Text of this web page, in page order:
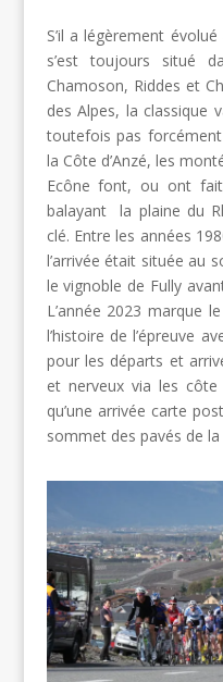
S’il a légèrement
s’est toujours situé
Chamoson, Riddes et
des Alpes, la classique
toutefois pas
la Côte d’Anzé, les
Ecône font, ou ont
balayant la plaine du
clé. Entre les années
l’arrivée était située au
le vignoble de Fully
L’année 2023 marque
l’histoire de l’épreuve
pour les départs et
et nerveux via les côte
qu’une arrivée carte
sommet des pavés de la